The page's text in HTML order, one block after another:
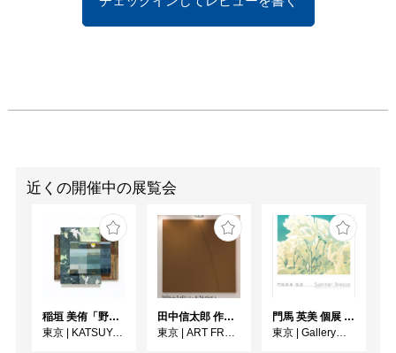
近くの開催中の展覧会
稲垣 美侑「野辺」
東京 | KATSUYA SUSUKI GALLERY
田中信太郎 作品展
東京 | ART FRONT GALLERY
門馬 英美 個展 Summer Breeze
東京 | Gallery子の星